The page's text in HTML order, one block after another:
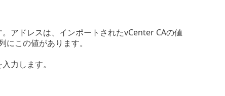
アドレスは、インポートされたvCenter CAの値
にこの値があります。
力します。